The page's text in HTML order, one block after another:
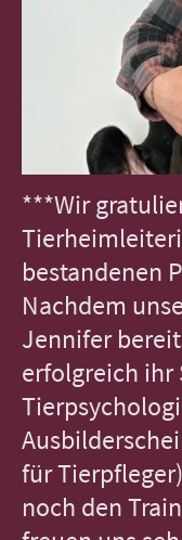
***Wir
bestandenen
Nachdem
Jennifer
erfolgreich ihr
für
noch den